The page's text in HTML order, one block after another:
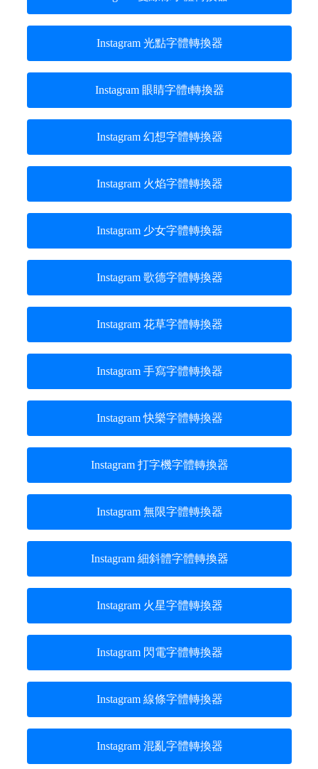
Instagram 光點字體轉換器
Instagram 眼睛字體t轉換器
Instagram 幻想字體轉換器
Instagram 火焰字體轉換器
Instagram 少女字體轉換器
Instagram 歌德字體轉換器
Instagram 花草字體轉換器
Instagram 手寫字體轉換器
Instagram 快樂字體轉換器
Instagram 打字機字體轉換器
Instagram 無限字體轉換器
Instagram 細斜體字體轉換器
Instagram 火星字體轉換器
Instagram 閃電字體轉換器
Instagram 線條字體轉換器
Instagram 混亂字體轉換器